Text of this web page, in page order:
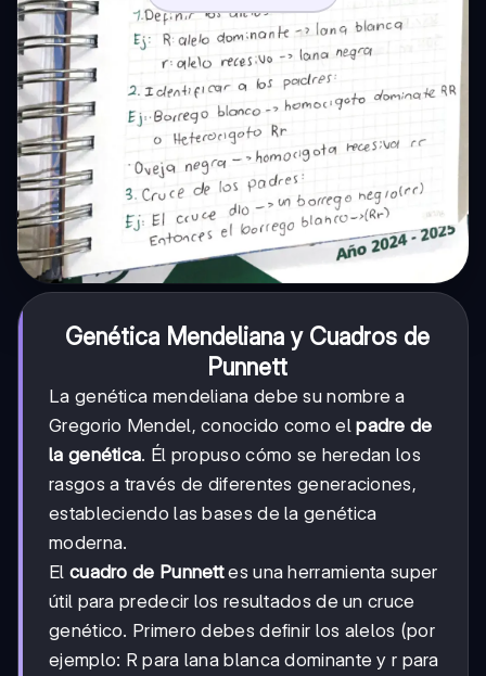
Genética Mendeliana y Cuadros de
Punnett
La genética mendeliana debe su nombre a
Gregorio Mendel, conocido como elpadre de
la genética. Él propuso cómo se heredan los
rasgos a través de diferentes generaciones,
estableciendo las bases de la genética
moderna.
El cuadro de Punnettes una herramienta super
útil para predecir los resultados de un cruce
genético. Primero debes definir los alelos (por
ejemplo: R para lana blanca dominante y r para